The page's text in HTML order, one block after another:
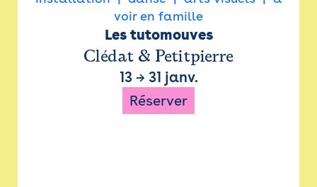
voir en famille
Les tutomouves
Clédat & Petitpierre
13→ 31 janv.
Réserver